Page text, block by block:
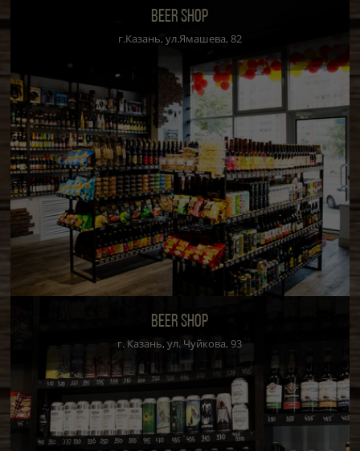
BEER SHOP
г.Казань, ул.Ямашева, 82
BEER SHOP
г. Казань, ул. Чуйкова, 93